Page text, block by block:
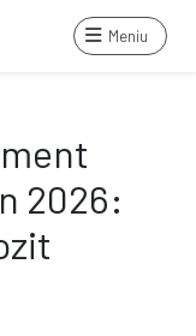
Meniu
2026: